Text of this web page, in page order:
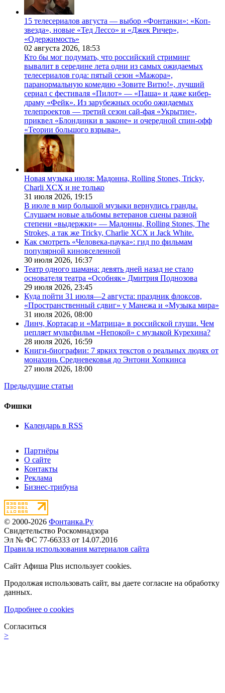
15 телесериалов августа — выбор «Фонтанки»: «Коп-
звезда», новые «Тед Лессо» и «Джек Ричер»,
«Одержимость»
02 августа 2026, 18:53
Кто бы мог подумать, что российский стриминг
вывалит в середине лета одни из самых ожидаемых
телесериалов года: пятый сезон «Мажора»,
паранормальную комедию «Зовите Витю!», лучший
сериал с фестиваля «Пилот» — «Паша» и даже кибер-
драму «Фейк». Из зарубежных особо ожидаемых
телепроектов — третий сезон сай-фая «Укрытие»,
приквел «Блондинки в законе» и очередной спин-офф
«Теории большого взрыва».
Новая музыка июля: Мадонна, Rolling Stones, Tricky,
Charli XCX и не только
31 июля 2026, 19:15
В июле в мир большой музыки вернулись гранды.
Слушаем новые альбомы ветеранов сцены разной
степени «выдержки» — Мадонны, Rolling Stones, The
Strokes, а так же Tricky, Charlie XCX и Jack White.
Как смотреть «Человека-паука»: гид по фильмам
популярной киновселенной
30 июля 2026, 16:37
Театр одного шамана: девять дней назад не стало
основателя театра «Особняк» Дмитрия Поднозова
29 июля 2026, 23:45
Куда пойти 31 июля—2 августа: праздник флоксов,
«Пространственный сдвиг» у Манежа и «Музыка мира»
31 июля 2026, 08:00
Линч, Кортасар и «Матрица» в российской глуши. Чем
цепляет мультфильм «Непокой» с музыкой Курехина?
28 июля 2026, 16:59
Книги-биографии: 7 ярких текстов о реальных людях от
монахинь Средневековья до Энтони Хопкинса
27 июля 2026, 18:00
Предыдущие статьи
Фишки
Календарь в RSS
Партнёры
О сайте
Контакты
Реклама
Бизнес-трибуна
© 2000-2026 Фонтанка.Ру
Свидетельство Роскомнадзора
Эл № ФС 77-66333 от 14.07.2016
Правила использования материалов сайта
Сайт Афиша Plus использует cookies.
Продолжая использовать сайт, вы даете согласие на обработку
данных.
Подробнее о cookies
Согласиться
>